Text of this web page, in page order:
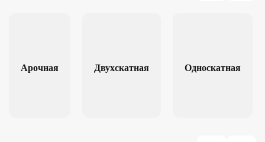
Арочная Двухскатная Односкатная